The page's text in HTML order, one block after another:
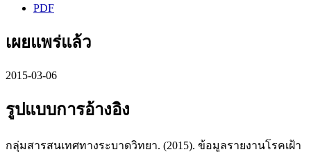
PDF
เผยแพร่แล้ว
2015-03-06
รูปแบบการอ้างอิง
กลุ่มสารสนเทศทางระบาดวิทยา. (2015). ข้อมูลรายงานโรคเฝ้า